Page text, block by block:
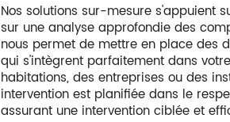
Nos solutions sur-mesure s'appuient
sur une analyse approfondie des
nous permet de mettre en place des
qui s'intègrent parfaitement dans
habitations, des entreprises ou des
intervention est planifiée dans le
assurant une intervention ciblée et